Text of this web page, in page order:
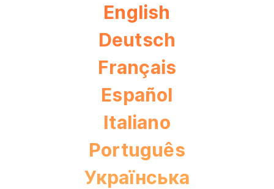
English
Deutsch
Français
Español
Italiano
Português
Українська